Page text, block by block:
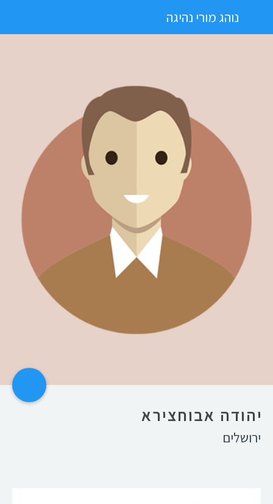
נוהג מורי נהיגה
יהודה אבוחצירא
ירושלים